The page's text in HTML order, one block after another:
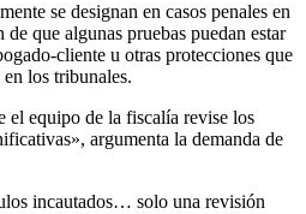
se designan en casos penales en
que algunas pruebas puedan estar
cliente u otras protecciones que
los tribunales.
el equipo de la fiscalía revise los
argumenta la demanda de
incautados… solo una revisión